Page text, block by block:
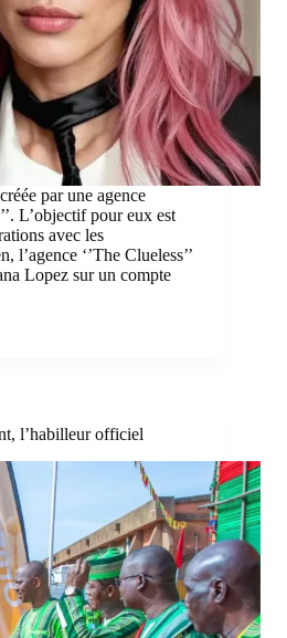
par une agence
L’objectif pour eux est
avec les
‘’The Clueless’’
Lopez sur un compte
l’habilleur officiel